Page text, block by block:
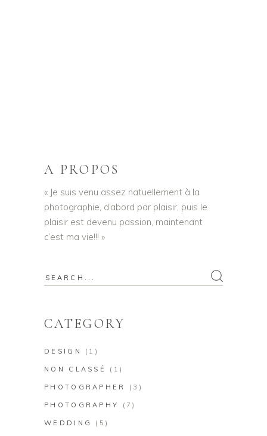
A PROPOS
« Je suis venu assez natuellement à la
photographie, d’abord par plaisir, puis le
plaisir est devenu passion, maintenant
c’est ma vie!!! »
Search
CATEGORY
DESIGN (1)
NON CLASSÉ (1)
PHOTOGRAPHER (3)
PHOTOGRAPHY (7)
WEDDING (5)